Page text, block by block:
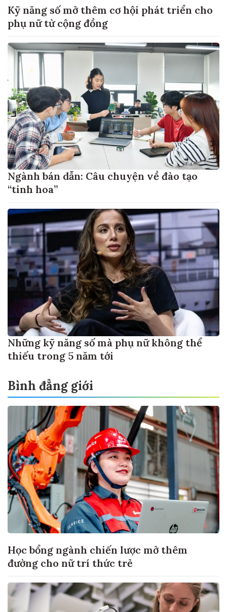
Kỹ năng số mở thêm cơ hội phát triển cho
phụ nữ từ cộng đồng
Ngành bán dẫn: Câu chuyện về đào tạo
“tinh hoa”
Những kỹ năng số mà phụ nữ không thể
thiếu trong 5 năm tới
Bình đẳng giới
Học bổng ngành chiến lược mở thêm
đường cho nữ trí thức trẻ